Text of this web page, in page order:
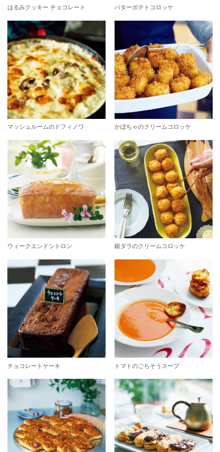
はるみクッキー チョコレート バターポテトコロッケ
マッシュルームのドフィノワ かぼちゃのクリームコロッケ
ウィークエンドシトロン 銀ダラのクリームコロッケ
チョコレートケーキ トマトのごちそうスープ